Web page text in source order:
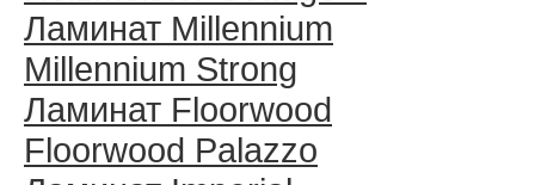
Ламинат Millennium
Millennium Strong
Ламинат Floorwood
Floorwood Palazzo